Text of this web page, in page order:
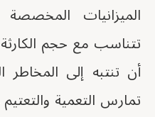
الميزانيات
تتناسب مع حجم
أن تنتبه إلى المخاطر
تمارس التعمية